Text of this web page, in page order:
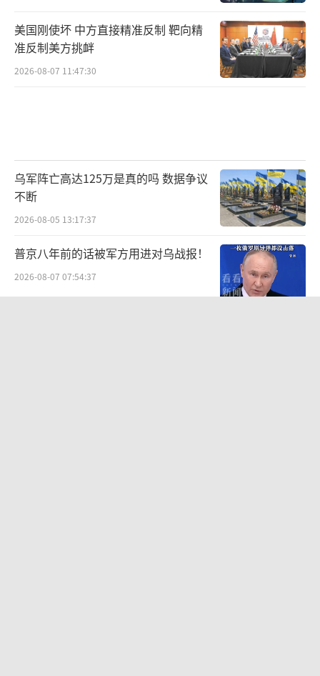
美国刚使坏 中方直接精准反制 靶向精
准反制美方挑衅
2026-08-07 11:47:30
乌军阵亡高达125万是真的吗 数据争议
不断
2026-08-05 13:17:37
普京八年前的话被军方用进对乌战报！
2026-08-07 07:54:37